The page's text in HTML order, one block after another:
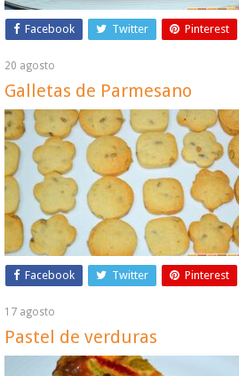
Facebook Twitter Pinterest
20 agosto
Galletas de Parmesano
Facebook Twitter Pinterest
17 agosto
Pastel de verduras